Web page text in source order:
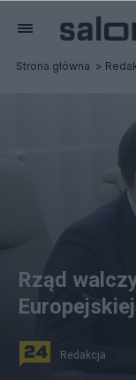
Strona główna
Rząd
Redakcja